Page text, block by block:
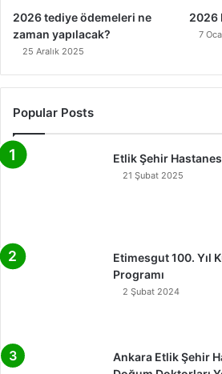
2026 tediye ödemeleri ne
zaman yapılacak?
25 Aralık 2025
2026
7
Popular Posts
Etlik Şehir
21 Şubat 2025
Etimesgut 100. Yıl
Programı
2 Şubat 2024
Ankara Etlik Şehir